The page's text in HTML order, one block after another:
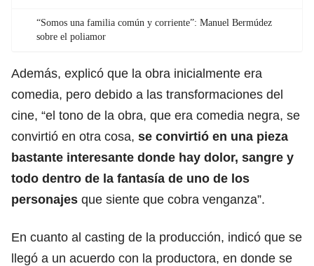
“Somos una familia común y corriente”: Manuel Bermúdez
sobre el poliamor
Además, explicó que la obra inicialmente era
comedia, pero debido a las transformaciones del
cine, “el tono de la obra, que era comedia negra, se
convirtió en otra cosa, se convirtió en una pieza
bastante interesante donde hay dolor, sangre y
todo dentro de la fantasía de uno de los
personajes que siente que cobra venganza”.
En cuanto al casting de la producción, indicó que se
llegó a un acuerdo con la productora, en donde se